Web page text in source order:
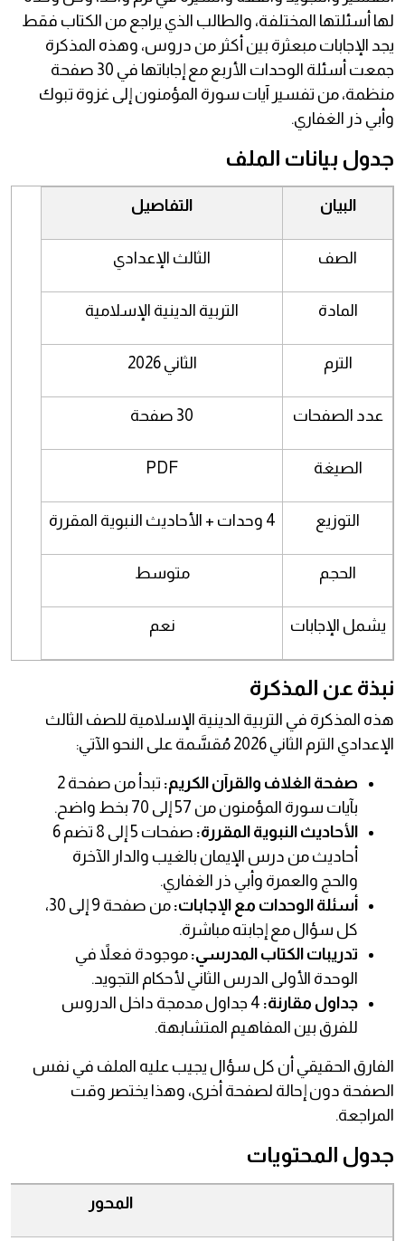
لها أسئلتها المختلفة، والطالب الذي يراجع من الكتاب فقط
يجد الإجابات مبعثرة بين أكثر من دروس، وهذه المذكرة
جمعت أسئلة الوحدات الأربع مع إجاباتها في 30 صفحة
منظمة، من تفسير آيات سورة المؤمنون إلى غزوة تبوك
وأبي ذر الغفاري.
جدول بيانات الملف
البيان التفاصيل
الصف الثالث الإعدادي
المادة التربية الدينية الإسلامية
الترم الثاني 2026
عدد الصفحات 30 صفحة
الصيغة PDF
التوزيع 4 وحدات + الأحاديث النبوية المقررة
الحجم متوسط
يشمل الإجابات نعم
نبذة عن المذكرة
هذه المذكرة في التربية الدينية الإسلامية للصف الثالث
الإعدادي الترم الثاني 2026 مُقسَّمة على النحو الآتي:
صفحة الغلاف والقرآن الكريم:
تبدأ من صفحة 2
بآيات سورة المؤمنون من 57 إلى 70 بخط واضح.
الأحاديث النبوية المقررة:
صفحات 5 إلى 8 تضم 6
أحاديث من درس الإيمان بالغيب والدار الآخرة
والحج والعمرة وأبي ذر الغفاري.
أسئلة الوحدات مع الإجابات:
من صفحة 9 إلى 30،
كل سؤال مع إجابته مباشرة.
تدريبات الكتاب المدرسي: موجودة فعلاً في
الوحدة الأولى الدرس الثاني لأحكام التجويد.
جداول مقارنة:
4 جداول مدمجة داخل الدروس
للفرق بين المفاهيم المتشابهة.
الفارق الحقيقي أن كل سؤال يجيب عليه الملف في نفس
الصفحة دون إحالة لصفحة أخرى، وهذا يختصر وقت
المراجعة.
جدول المحتويات
المحور